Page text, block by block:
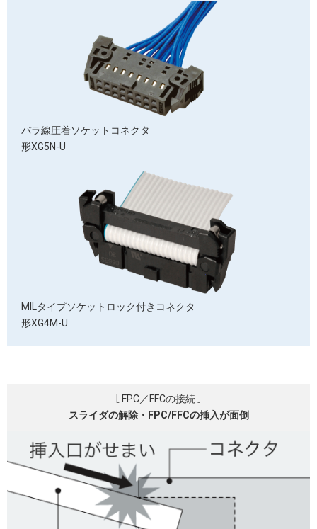
［ FPC／FFCの接続 ］
スライダの解除・ FPC/FFCの挿入が面倒
バラ線圧着ソケットコネクタ
形XG5N-U
MILタイプソケット ロック付きコネクタ
形XG4M-U